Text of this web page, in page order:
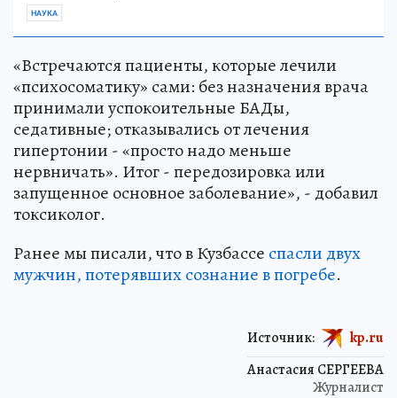
НАУКА
«Встречаются пациенты, которые лечили
«психосоматику» сами: без назначения врача
принимали успокоительные БАДы,
седативные; отказывались от лечения
гипертонии - «просто надо меньше
нервничать». Итог - передозировка или
запущенное основное заболевание», - добавил
токсиколог.
Ранее мы писали, что в Кузбассе спасли двух
мужчин, потерявших сознание в погребе.
Анастасия СЕРГЕЕВА
Журналист
Источник: kp.ru